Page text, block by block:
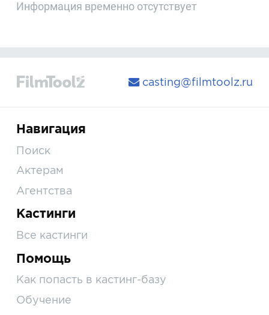
Информация временно отсутствует
casting@filmtoolz.ru
Навигация
Поиск
Актерам
Агентства
Кастинги
Все кастинги
Помощь
Как попасть в кастинг-базу
Обучение